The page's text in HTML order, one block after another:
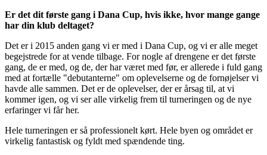
Er det dit første gang i Dana Cup, hvis ikke, hvor mange gange
har din klub deltaget?
Det er i 2015 anden gang vi er med i Dana Cup, og vi er alle meget
begejstrede for at vende tilbage. For nogle af drengene er det første
gang, de er med, og de, der har været med før, er allerede i fuld gang
med at fortælle "debutanterne" om oplevelserne og de fornøjelser vi
havde alle sammen. Det er de oplevelser, der er årsag til, at vi
kommer igen, og vi ser alle virkelig frem til turneringen og de nye
erfaringer vi får her.
Hele turneringen er så professionelt kørt. Hele byen og området er
virkelig fantastisk og fyldt med spændende ting.